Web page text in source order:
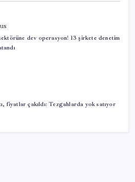
dev operasyon! 13 şirkete denetim
fiyatlar çakıldı: Tezgahlarda yok satıyor